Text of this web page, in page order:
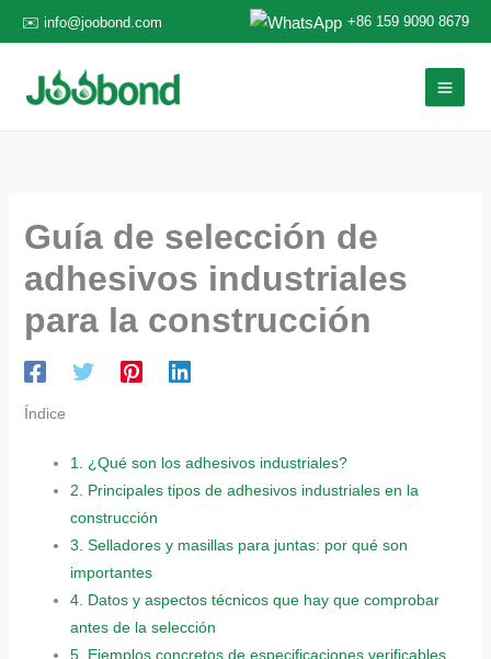
al
contenido
✉️ info@joobond.com +86 159 9090 8679
Guía de selección de
adhesivos industriales
para la construcción
Índice
1. ¿Qué son los adhesivos industriales?
2. Principales tipos de adhesivos industriales en la
construcción
3. Selladores y masillas para juntas: por qué son
importantes
4. Datos y aspectos técnicos que hay que comprobar
antes de la selección
5. Ejemplos concretos de especificaciones verificables